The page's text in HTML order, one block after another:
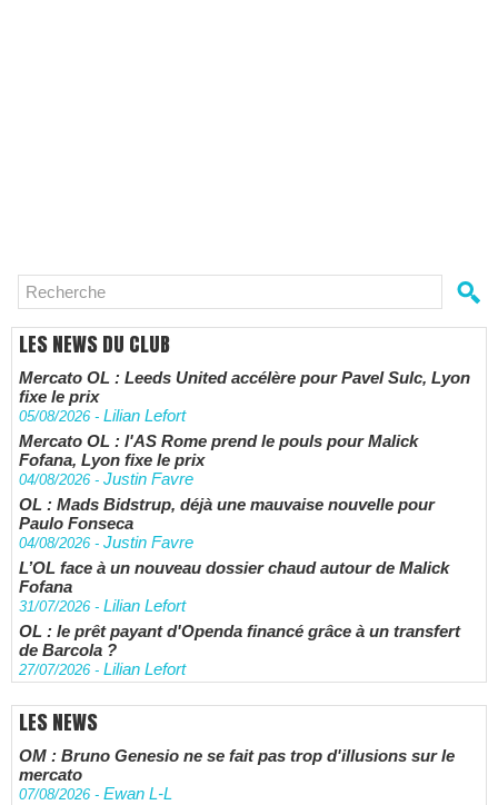
LES NEWS DU CLUB
Mercato OL : Leeds United accélère pour Pavel Sulc, Lyon
fixe le prix
05/08/2026 - Lilian Lefort
Mercato OL : l'AS Rome prend le pouls pour Malick
Fofana, Lyon fixe le prix
04/08/2026 - Justin Favre
OL : Mads Bidstrup, déjà une mauvaise nouvelle pour
Paulo Fonseca
04/08/2026 - Justin Favre
L’OL face à un nouveau dossier chaud autour de Malick
Fofana
31/07/2026 - Lilian Lefort
OL : le prêt payant d'Openda financé grâce à un transfert
de Barcola ?
27/07/2026 - Lilian Lefort
LES NEWS
OM : Bruno Genesio ne se fait pas trop d'illusions sur le
mercato
07/08/2026 - Ewan L-L